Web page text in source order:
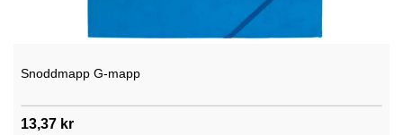
Snoddmapp G-mapp
13,37 kr